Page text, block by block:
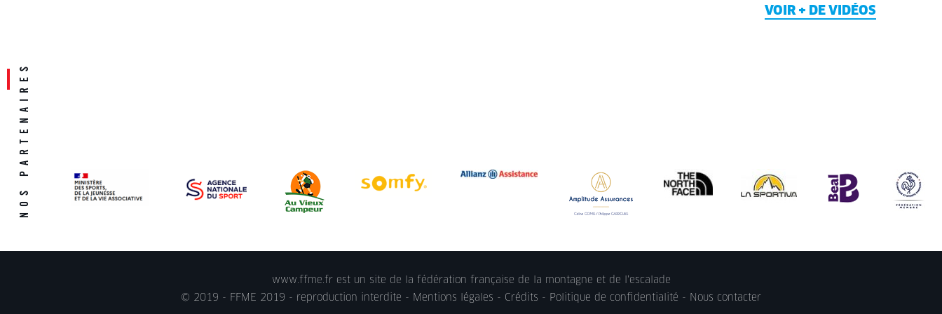
VOIR + DE VIDÉOS
www.ffme.fr est un site de la fédération française de la montagne et de l'escalade
© 2019 - FFME 2019 - reproduction interdite - Mentions légales - Crédits - Politique de confidentialité - Nous contacter